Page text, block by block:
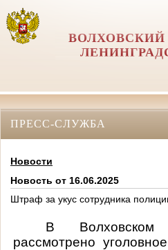
ВОЛХОВСКИЙ
ПРЕСС-СЛУЖБА
Новости
Новость от 16.06.2025
Штраф за укус сотрудника
В Волховском
рассмотрено